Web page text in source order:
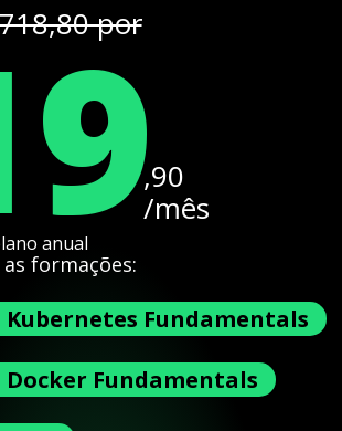
por
,90
/mês
anual
formações:
Kubernetes Fundamentals
Docker Fundamentals